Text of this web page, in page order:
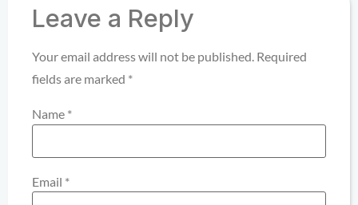
Leave a Reply
Your email address will not be published. Required
fields are marked *
Name *
Email *